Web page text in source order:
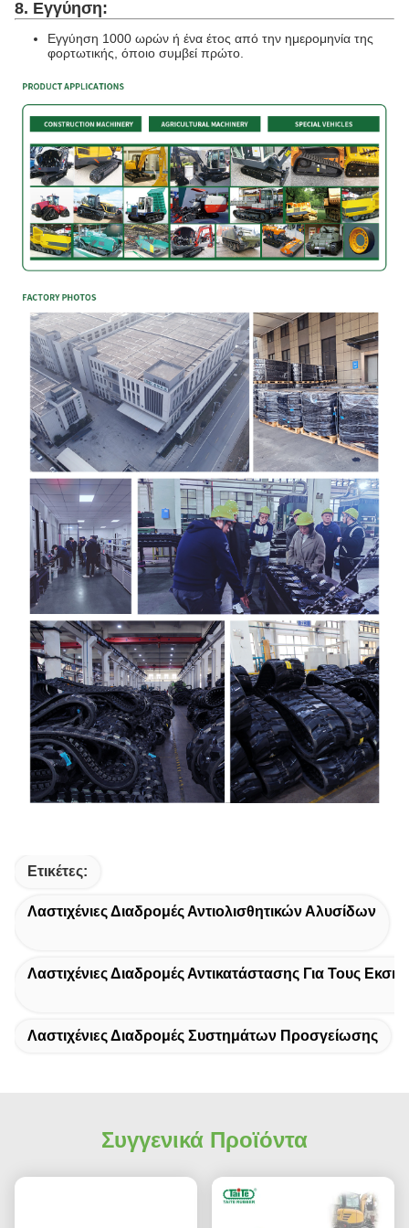
8. Εγγύηση:
Εγγύηση 1000 ωρών ή ένα έτος από την ημερομηνία της
φορτωτικής, όποιο συμβεί πρώτο.
Ετικέτες:
Λαστιχένιες Διαδρομές Αντιολισθητικών Αλυσίδων
Λαστιχένιες Διαδρομές Αντικατάστασης Για Τους
Λαστιχένιες Διαδρομές Συστημάτων Προσγείωσης
Συγγενικά Προϊόντα